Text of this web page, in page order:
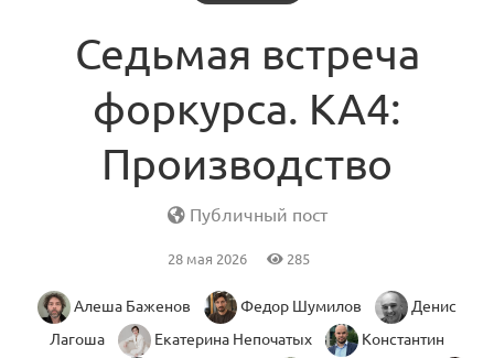
Седьмая встреча
форкурса. КА4:
Производство
Публичный пост
28 мая 2026 285
Алеша Баженов Федор Шумилов
Денис
Лагоша
Екатерина Непочатых
Константин